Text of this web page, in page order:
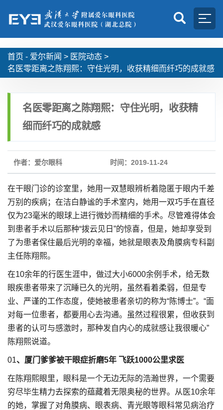
首页 - 爱尔新闻 > 医院动态 >
名医零距离之陈翔熙：守住光明，收获精细而纤巧的成就感
名医零距离之陈翔熙：守住光明，收获精
细而纤巧的成就感
作者：爱尔眼科 时间：2019-11-24
在干眼门诊的诊室里，她用一双慧眼辨析着隐匿于眼内千差
万别的疾病；在洁白静谧的手术室内，她用一双巧手在直径
仅为23毫米的眼球上进行微妙而精细的手术。尽管难得体会
到患者手术以后那种“拨云见日”的惊喜，但是，她却享受到
了为患者保住最后光明的幸福，她就是眼表及角膜病专科副
主任陈翔熙。
在10余年的行医生涯中，做过大小6000余例手术，给无数
眼疾患者带来了沉睡已久的光明，虽然看着柔弱，但是专
业、严谨的工作态度，使她被患者亲切的称为“陈博士”。“面
对每一位患者，都要用心去沟通。虽然过程很累，但收获到
患者的认可与感激时，那种发自内心的成就感让我很暖心”
陈翔熙说道。
01、厦门爹爹被干眼症折磨5年 飞跃1000公里求医
在陈翔熙眼里，眼科是一个无边无际的浩瀚世界，一个需要
穷尽毕生精力去探索的蕴藏着无限奥秘的世界。从医10余年
的她，掌握了对角膜病、眼表病、青光眼等眼科常见病治疗